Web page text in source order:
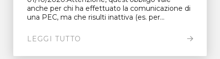
anche per chi ha effettuato la comunicazione di
una PEC, ma che risulti inattiva (es. per...
LEGGI TUTTO